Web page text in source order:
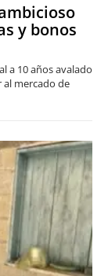
y bonos
a 10 años avalado
al mercado de